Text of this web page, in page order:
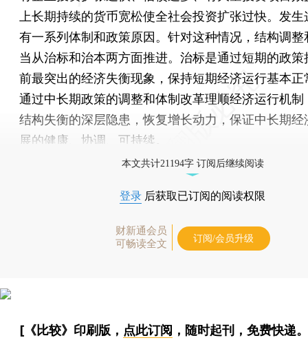
上长期持续的货币宽松使全社会投资扩张过快。发生
有一系列体制和政策原因。针对这种情况，结构调整
当从治标和治本两方面推进。治标是通过短期的政策
前最突出的经济失衡现象，保持短期经济运行基本正
通过中长期政策的调整和体制改革理顺经济运行机制
结构失衡的深层隐患，恢复增长动力，保证中长期经
展的健康、协调、可持续。
本文共计21194字 订阅后继续阅读
登录 后获取已订阅的阅读权限
财新通会员
可畅读全文
订阅/会员升级
[《比较》印刷版， 点此订阅 ，随时起刊，免费快递